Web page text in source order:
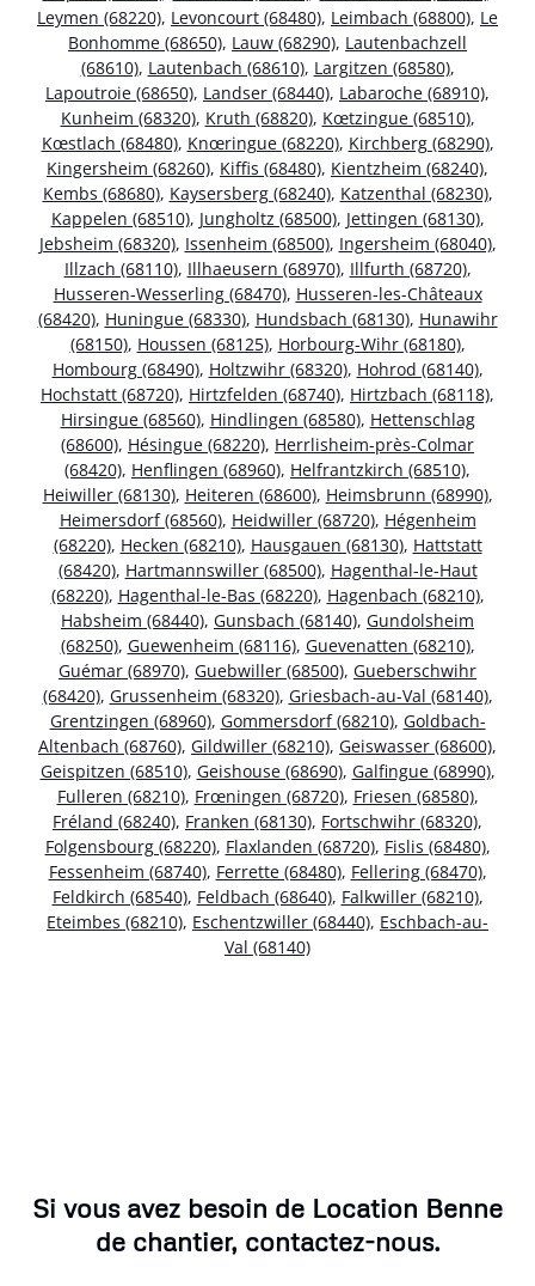
Leymen (68220), Levoncourt (68480), Leimbach (68800), Le
Bonhomme (68650), Lauw (68290), Lautenbachzell
(68610), Lautenbach (68610), Largitzen (68580),
Lapoutroie (68650), Landser (68440), Labaroche (68910),
Kunheim (68320), Kruth (68820), Kœtzingue (68510),
Kœstlach (68480), Knœringue (68220), Kirchberg (68290),
Kingersheim (68260), Kiffis (68480), Kientzheim (68240),
Kembs (68680), Kaysersberg (68240), Katzenthal (68230),
Kappelen (68510), Jungholtz (68500), Jettingen (68130),
Jebsheim (68320), Issenheim (68500), Ingersheim (68040),
Illzach (68110), Illhaeusern (68970), Illfurth (68720),
Husseren-Wesserling (68470), Husseren-les-Châteaux
(68420), Huningue (68330), Hundsbach (68130), Hunawihr
(68150), Houssen (68125), Horbourg-Wihr (68180),
Hombourg (68490), Holtzwihr (68320), Hohrod (68140),
Hochstatt (68720), Hirtzfelden (68740), Hirtzbach (68118),
Hirsingue (68560), Hindlingen (68580), Hettenschlag
(68600), Hésingue (68220), Herrlisheim-près-Colmar
(68420), Henflingen (68960), Helfrantzkirch (68510),
Heiwiller (68130), Heiteren (68600), Heimsbrunn (68990),
Heimersdorf (68560), Heidwiller (68720), Hégenheim
(68220), Hecken (68210), Hausgauen (68130), Hattstatt
(68420), Hartmannswiller (68500), Hagenthal-le-Haut
(68220), Hagenthal-le-Bas (68220), Hagenbach (68210),
Habsheim (68440), Gunsbach (68140), Gundolsheim
(68250), Guewenheim (68116), Guevenatten (68210),
Guémar (68970), Guebwiller (68500), Gueberschwihr
(68420), Grussenheim (68320), Griesbach-au-Val (68140),
Grentzingen (68960), Gommersdorf (68210), Goldbach-
Altenbach (68760), Gildwiller (68210), Geiswasser (68600),
Geispitzen (68510), Geishouse (68690), Galfingue (68990),
Fulleren (68210), Frœningen (68720), Friesen (68580),
Fréland (68240), Franken (68130), Fortschwihr (68320),
Folgensbourg (68220), Flaxlanden (68720), Fislis (68480),
Fessenheim (68740), Ferrette (68480), Fellering (68470),
Feldkirch (68540), Feldbach (68640), Falkwiller (68210),
Eteimbes (68210), Eschentzwiller (68440), Eschbach-au-
Val (68140)
Si vous avez besoin de Location Benne
de chantier, contactez-nous.